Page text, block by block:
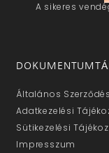
A sikeres
Általános
Adatkezelési
Sütikezelési
Impresszum